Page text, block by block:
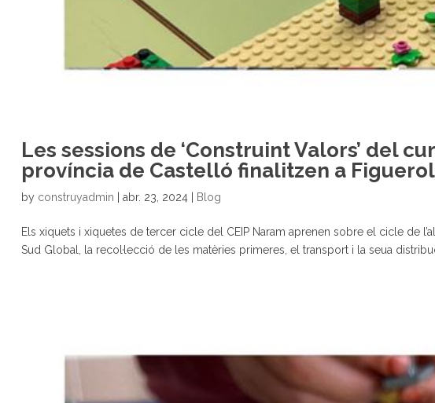
Les sessions de ‘Construint Valors’ del
província de Castelló finalitzen a
by construyadmin | abr. 23, 2024| Blog
Els xiquets i xiquetes de tercer cicle del CEIP Naram aprenen sobre el cicle de
Sud Global, la recol·lecció de les matèries primeres, el transport i la seua